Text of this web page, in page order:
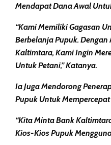
Mendapat Dana Awal
“Kami Memiliki Gagasan
Berbelanja Pupuk.
Kaltimtara, Kami Ingin
Untuk Petani,” Katanya.
Ia Juga Mendorong
Pupuk Untuk Mempercepat
“Kita Minta Bank
Kios-Kios Pupuk